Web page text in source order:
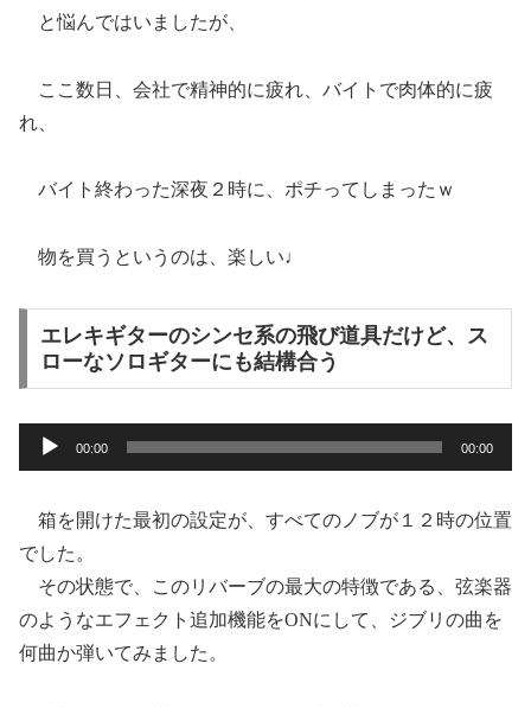
と悩んではいましたが、
ここ数日、会社で精神的に疲れ、バイトで肉体的に疲
れ、
バイト終わった深夜２時に、ポチってしまったｗ
物を買うというのは、楽しい♩
エレキギターのシンセ系の飛び道具だけど、ス
ローなソロギターにも結構合う
声
00:00 00:00
箱を開けた最初の設定が、すべてのノブが１２時の位置
でした。
その状態で、このリバーブの最大の特徴である、弦楽器
のようなエフェクト追加機能をONにして、ジブリの曲を
何曲か弾いてみました。